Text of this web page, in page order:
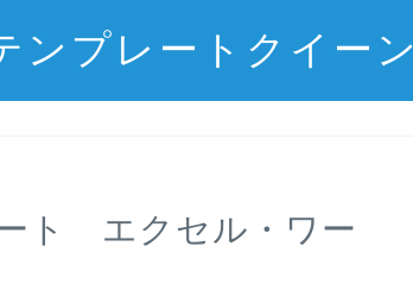
ンプレートクイーン
ト エクセル・ワー